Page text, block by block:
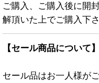
ご購入、ご購入後に開
解頂いた上でご購入下さ
【セール商品について】
セール品はお一人様が